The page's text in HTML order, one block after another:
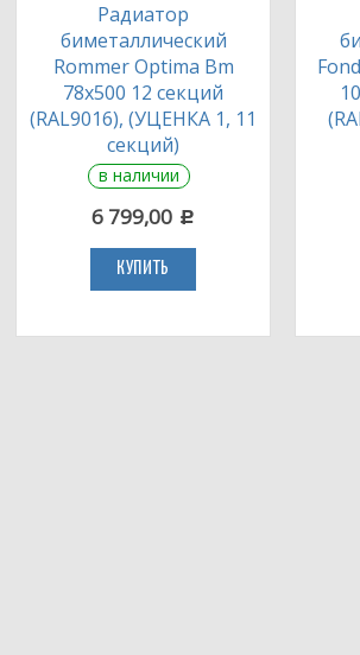
Радиатор
биметаллический
Rommer Optima Bm
78х500 12 секций
(RAL9016), (УЦЕНКА 1, 11
секций)
в наличии
6 799,00 c
КУПИТЬ